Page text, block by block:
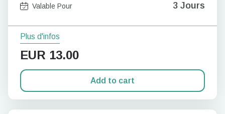
Valable Pour 3 Jours
Plus d'infos
EUR 13.00
Add to cart